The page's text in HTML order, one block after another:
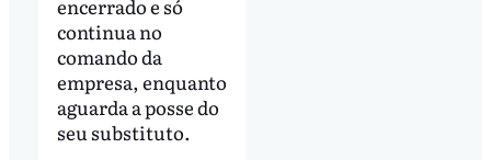
encerrado e só
continua no
comando da
empresa, enquanto
aguarda a posse do
seu substituto.